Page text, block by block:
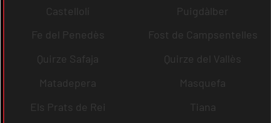
Castellolí
Puigdàlber
Fe del Penedès
Fost de Campsentelles
Quirze Safaja
Quirze del Vallès
Matadepera
Masquefa
Els Prats de Rei
Tiana